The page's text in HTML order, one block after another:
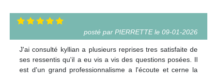
posté par PIERRETTE le 09-01-2026
J'ai consulté kyllian a plusieurs reprises tres satisfaite de
ses ressentis qu'il a eu vis a vis des questions posées. Il
est d'un grand professionnalisme a l'écoute et cerne la